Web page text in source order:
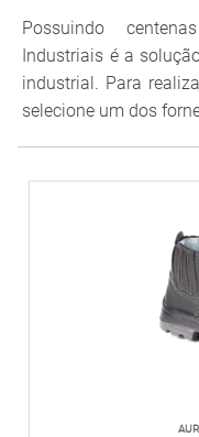
Possuindo
Industriais é a
industrial. Para
selecione um dos